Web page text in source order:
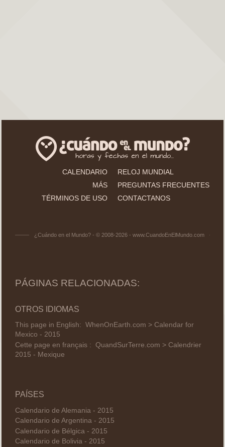
CALENDARIO
RELOJ MUNDIAL
MÁS
PREGUNTAS FRECUENTES
TÉRMINOS DE USO
CONTACTANOS
¿Cuándo en el Mundo? - © 2008-2026 - www.CuandoEnElMundo.com
PÁGINAS RELACIONADAS:
OTROS IDIOMAS
This page in English: WhenOnEarth.com > Calendar for
Mexico - 2015
Cette page en français : QuandSurTerre.com > Calendrier
2015 - Mexique
PAÍSES
Calendario de Alemania - 2015
Calendario de Argentina - 2015
Calendario de Bélgica - 2015
Calendario de Bolivia - 2015